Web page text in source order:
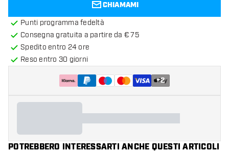
CHIAMAMI
Punti programma fedeltà
Consegna gratuita a partire da € 75
Spedito entro 24 ore
Reso entro 30 giorni
+2
POTREBBERO INTERESSARTI ANCHE QUESTI ARTICOLI